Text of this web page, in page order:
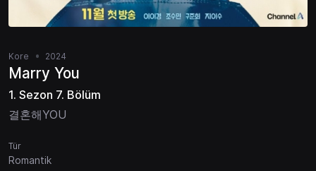
Kore 2024
Marry You
1. Sezon 7. Bölüm
결혼해YOU
Tür
Romantik